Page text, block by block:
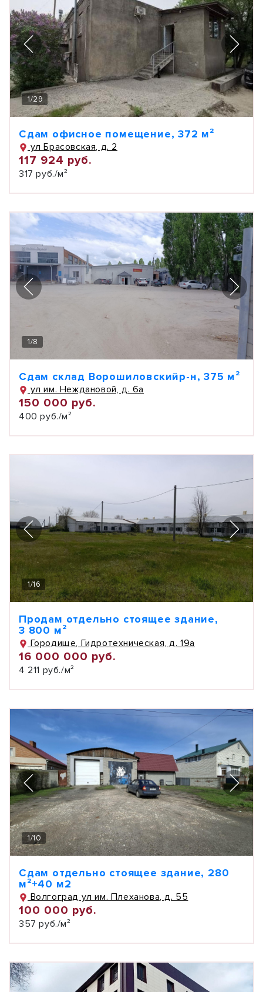
1/29
Сдам офисное помещение, 372 м²
ул Брасовская, д. 2
117 924 руб.
317 руб./м²
1/8
Сдам склад Ворошиловскийр-н, 375 м²
ул им. Неждановой, д. 6а
150 000 руб.
400 руб./м²
1/16
Продам отдельно стоящее здание,
3 800 м²
Городище, Гидротехническая, д. 19а
16 000 000 руб.
4 211 руб./м²
1/10
Сдам отдельно стоящее здание, 280
м²+40 м2
Волгоград ул им. Плеханова, д. 55
100 000 руб.
357 руб./м²